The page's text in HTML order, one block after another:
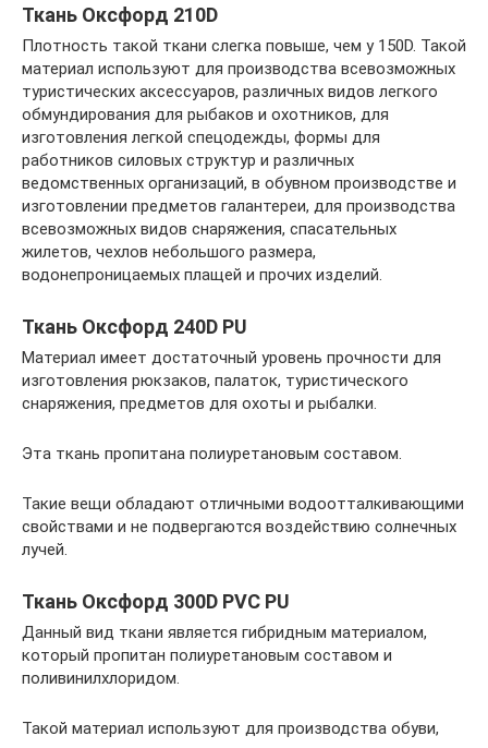
Ткань Оксфорд 210D
Плотность такой ткани слегка повыше, чем у 150D. Такой
материал используют для производства всевозможных
туристических аксессуаров, различных видов легкого
обмундирования для рыбаков и охотников, для
изготовления легкой спецодежды, формы для
работников силовых структур и различных
ведомственных организаций, в обувном производстве и
изготовлении предметов галантереи, для производства
всевозможных видов снаряжения, спасательных
жилетов, чехлов небольшого размера,
водонепроницаемых плащей и прочих изделий.
Ткань Оксфорд 240D PU
Материал имеет достаточный уровень прочности для
изготовления рюкзаков, палаток, туристического
снаряжения, предметов для охоты и рыбалки.
Эта ткань пропитана полиуретановым составом.
Такие вещи обладают отличными водоотталкивающими
свойствами и не подвергаются воздействию солнечных
лучей.
Ткань Оксфорд 300D PVC PU
Данный вид ткани является гибридным материалом,
который пропитан полиуретановым составом и
поливинилхлоридом.
Такой материал используют для производства обуви,